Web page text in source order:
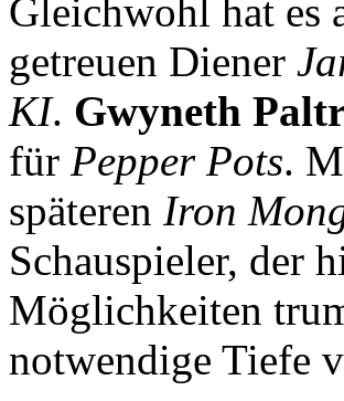
Gleichwohl hat es
getreuen Diener
KI. Gwyneth
für Pepper Pots.
späteren Iron
Schauspieler, der
Möglichkeiten
notwendige Tiefe